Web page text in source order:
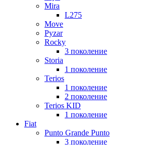
Mira
L275
Move
Pyzar
Rocky
3 поколение
Storia
1 поколение
Terios
1 поколение
2 поколение
Terios KID
1 поколение
Fiat
Punto Grande Punto
3 поколение